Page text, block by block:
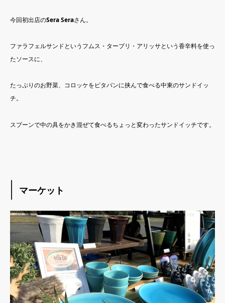
今回初出店のSera Seraさん。
ファラフェルサンドというフムス・ターブリ・アリッサという香辛料を使っ
たソースに、
たっぷりのお野菜、コロッケをピタパンに挟んで食べる中東のサンドイッ
チ。
スプーンで中の具をかき混ぜて食べるちょっと変わったサンドイッチです。
マーケット